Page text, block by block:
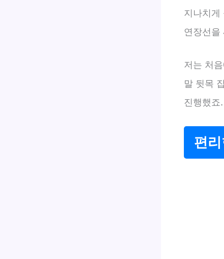
지나치게
연장선을
저는 처
말 뒷목
진행했죠.
편